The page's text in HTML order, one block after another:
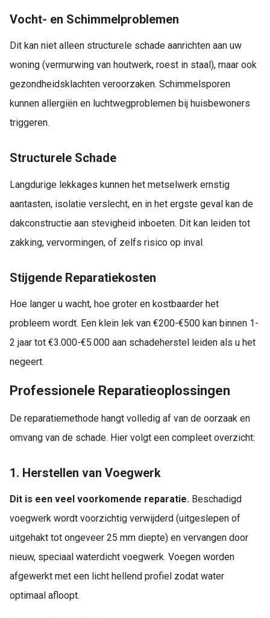
Vocht- en Schimmelproblemen
Dit kan niet alleen structurele schade aanrichten aan uw
woning (vermurwing van houtwerk, roest in staal), maar ook
gezondheidsklachten veroorzaken. Schimmelsporen
kunnen allergiën en luchtwegproblemen bij huisbewoners
triggeren.
Structurele Schade
Langdurige lekkages kunnen het metselwerk ernstig
aantasten, isolatie verslecht, en in het ergste geval kan de
dakconstructie aan stevigheid inboeten. Dit kan leiden tot
zakking, vervormingen, of zelfs risico op inval.
Stijgende Reparatiekosten
Hoe langer u wacht, hoe groter en kostbaarder het
probleem wordt. Een klein lek van €200-€500 kan binnen 1-
2 jaar tot €3.000-€5.000 aan schadeherstel leiden als u het
negeert.
Professionele Reparatieoplossingen
De reparatiemethode hangt volledig af van de oorzaak en
omvang van de schade. Hier volgt een compleet overzicht:
1. Herstellen van Voegwerk
Dit is een veel voorkomende reparatie. Beschadigd
voegwerk wordt voorzichtig verwijderd (uitgeslepen of
uitgehakt tot ongeveer 25 mm diepte) en vervangen door
nieuw, speciaal waterdicht voegwerk. Voegen worden
afgewerkt met een licht hellend profiel zodat water
optimaal afloopt.